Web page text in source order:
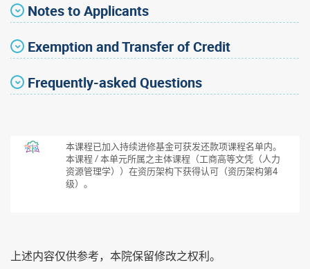
Notes to Applicants
Exemption and Transfer of Credit
Frequently-asked Questions
本课程已加入持续进修基金可获发还款项课程名单内。
本课程 / 本单元所属之主体课程（工商高等文凭（人力
资源管理学））在资历架构下获得认可（资历架构第4
级）。
上述内容仅供参考，本院保留修改之权利。